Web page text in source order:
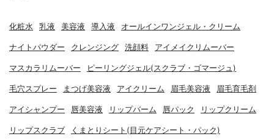
化粧水 乳液 美容液 導入液 オールインワンジェル・クリーム
ナイトパウダー クレンジング 洗顔料 アイメイクリムーバー
マスカラリムーバー ピーリングジェル(スクラブ・ゴマージュ)
毛穴スプレー まつげ美容液 アイクリーム 眉毛美容液 眉毛育毛剤
アイシャンプー 唇美容液 リップバーム 唇パック リップクリーム
リップスクラブ くまとりシート(目元ケアシート・パック)